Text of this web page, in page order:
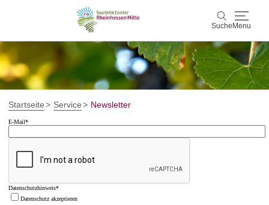
Suche Menu
Suche
Rheinhessen Mitte
Aktiv & Natur
Startseite Service Newsletter
E-Mail*
Datenschutzhinweis*
Datenschutz akzeptieren